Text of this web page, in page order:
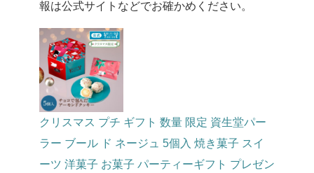
報は公式サイトなどでお確かめください。
クリスマス プチ ギフト 数量 限定 資生堂パー
ラー ブール ド ネージュ 5個入 焼き菓子 スイ
ーツ 洋菓子 お菓子 パーティーギフト プレゼン